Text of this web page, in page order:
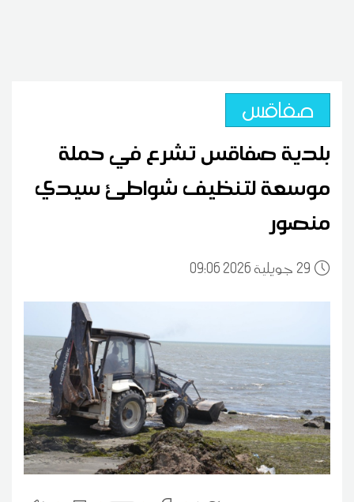
صفاقس
بلدية صفاقس تشرع في حملة
موسعة لتنظيف شواطئ سيدي
منصور
29 09:06 2026 جويلية